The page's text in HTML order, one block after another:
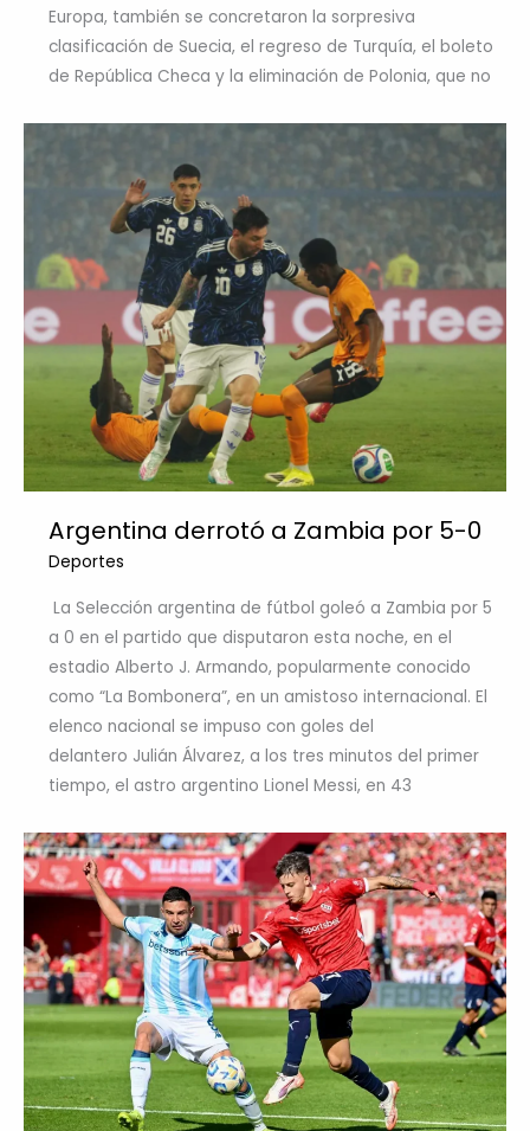
Europa, también se concretaron la sorpresiva
clasificación de Suecia, el regreso de Turquía, el boleto
de República Checa y la eliminación de Polonia, que no
Argentina derrotó a Zambia por 5-0
Deportes
La Selección argentina de fútbol goleó a Zambia por 5
a 0 en el partido que disputaron esta noche, en el
estadio Alberto J. Armando, popularmente conocido
como “La Bombonera”, en un amistoso internacional. El
elenco nacional se impuso con goles del
delantero Julián Álvarez, a los tres minutos del primer
tiempo, el astro argentino Lionel Messi, en 43